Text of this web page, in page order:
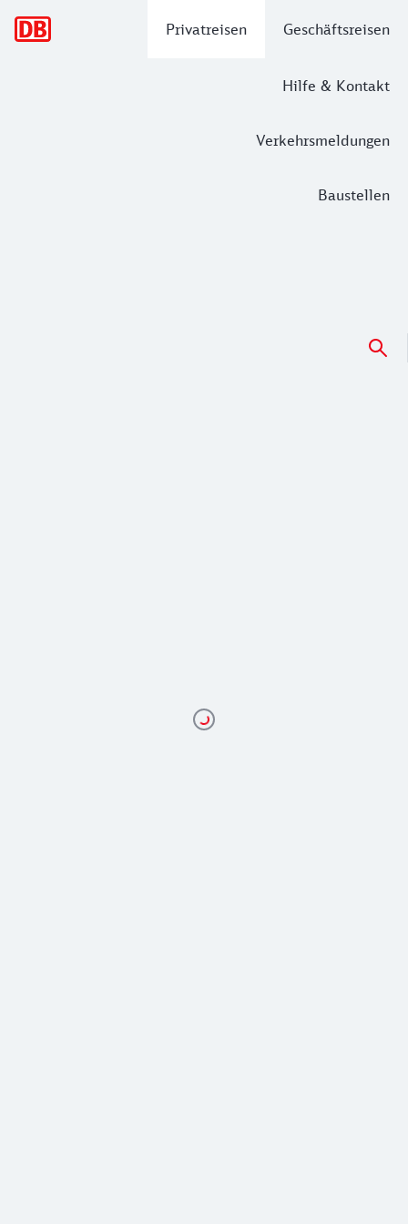
Privatreisen Geschäftsreisen
Hilfe & Kontakt
Verkehrsmeldungen
Baustellen